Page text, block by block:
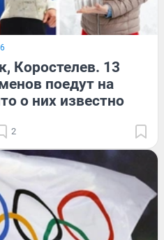
Коростелев. 13
поедут на
о них известно
2